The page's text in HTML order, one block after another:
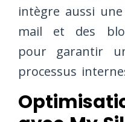
intègre aussi
mail et des
pour garantir
processus